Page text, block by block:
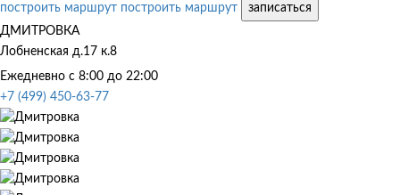
построить маршрут построить маршрут
записаться
ДМИТРОВКА
Лобненская д.17 к.8
Ежедневно с 8:00 до 22:00
+7 (499) 450-63-77